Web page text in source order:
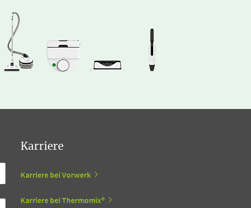
Karriere
Karriere bei Vorwerk
Karriere bei Thermomix®